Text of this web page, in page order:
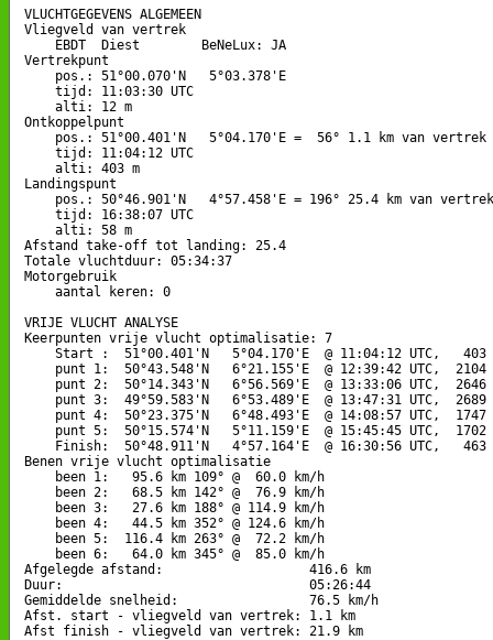
VLUCHTGEGEVENS ALGEMEEN
Vliegveld van vertrek
    EBDT  Diest        BeNeLux: JA
Vertrekpunt
    pos.: 51°00.070'N   5°03.378'E
    tijd: 11:03:30 UTC
    alti: 12 m
Ontkoppelpunt
    pos.: 51°00.401'N   5°04.170'E =  56° 1.1 km van vertrek
    tijd: 11:04:12 UTC
    alti: 403 m
Landingspunt
    pos.: 50°46.901'N   4°57.458'E = 196° 25.4 km van vertrek
    tijd: 16:38:07 UTC
    alti: 58 m
Afstand take-off tot landing: 25.4
Totale vluchtduur: 05:34:37
Motorgebruik
    aantal keren: 0
VRIJE VLUCHT ANALYSE
Keerpunten vrije vlucht optimalisatie: 7
Start :  51°00.401'N   5°04.170'E  @ 11:04:12 UTC,   403
punt 1:  50°43.548'N   6°21.155'E  @ 12:39:42 UTC,  2104
punt 2:  50°14.343'N   6°56.569'E  @ 13:33:06 UTC,  2646
punt 3:  49°59.583'N   6°53.489'E  @ 13:47:31 UTC,  2689
punt 4:  50°23.375'N   6°48.493'E  @ 14:08:57 UTC,  1747
punt 5:  50°15.574'N   5°11.159'E  @ 15:45:45 UTC,  1702
Finish:  50°48.911'N   4°57.164'E  @ 16:30:56 UTC,   463
Benen vrije vlucht optimalisatie
    been 1:   95.6 km 109° @  60.0 km/h
    been 2:   68.5 km 142° @  76.9 km/h
    been 3:   27.6 km 188° @ 114.9 km/h
    been 4:   44.5 km 352° @ 124.6 km/h
    been 5:  116.4 km 263° @  72.2 km/h
    been 6:   64.0 km 345° @  85.0 km/h
Afgelegde afstand:                   416.6 km
Duur:                                05:26:44
Gemiddelde snelheid:                 76.5 km/h
Afst. start - vliegveld van vertrek: 1.1 km
Afst finish - vliegveld van vertrek: 21.9 km